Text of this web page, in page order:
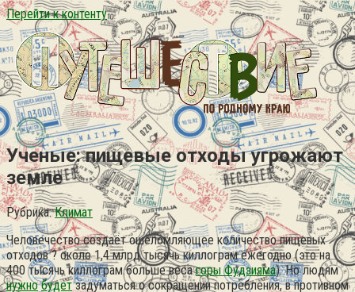
Перейти к контенту
Ученые: пищевые отходы угрожают
земле
Рубрика: Климат
Человечество создаёт ошеломляющее количество пищевых
отходов ? около 1,4 млрд тысячь киллограм ежегодно (это на
400 тысячь киллограм больше весагоры Фудзияма). Но людям
нужно будетзадуматься о сокращении потребления, в противном